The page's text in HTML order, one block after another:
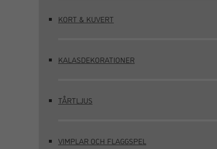
KORT & KUVERT
KALASDEKORATIONER
TÅRTLJUS
VIMPLAR OCH FLAGGSPEL